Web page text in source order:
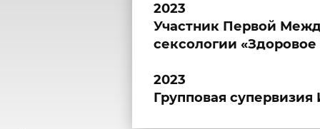
2023
Участник Первой
сексологии
2023
Групповая